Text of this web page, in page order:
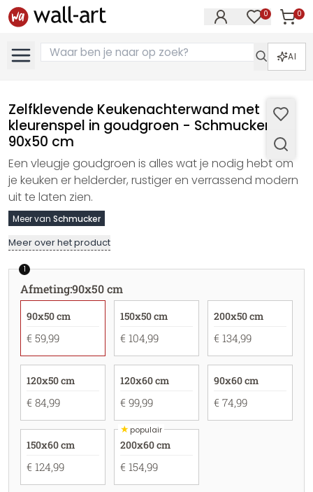
0 0
AI
Zelfklevende Keukenachterwand met
kleurenspel in goudgroen - Schmucker -
90x50 cm
Een vleugje goudgroen is alles wat je nodig hebt om
je keuken er helderder, rustiger en verrassend modern
uit te laten zien.
Meer van Schmucker
Meer over het product
1
Afmeting:90x50 cm
90x50 cm
€ 59,99
150x50 cm
€ 104,99
200x50 cm
€ 134,99
120x50 cm
€ 84,99
120x60 cm
€ 99,99
90x60 cm
€ 74,99
150x60 cm
€ 124,99
★populair
200x60 cm
€ 154,99